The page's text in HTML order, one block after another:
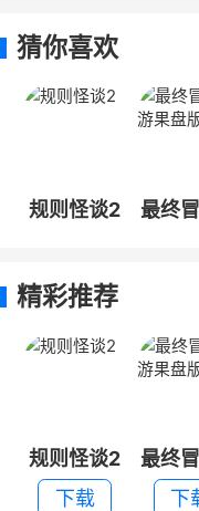
猜你喜欢
规则怪谈2
最终
精彩推荐
规则怪谈2
下载
最终
游果
下